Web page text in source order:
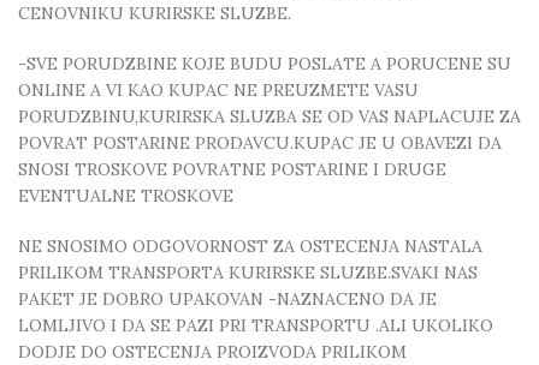
CENOVNIKU KURIRSKE SLUZBE.
-SVE PORUDZBINE KOJE BUDU POSLATE A PORUCENE SU
ONLINE A VI KAO KUPAC NE PREUZMETE VASU
PORUDZBINU,KURIRSKA SLUZBA SE OD VAS NAPLACUJE ZA
POVRAT POSTARINE PRODAVCU.KUPAC JE U OBAVEZI DA
SNOSI TROSKOVE POVRATNE POSTARINE I DRUGE
EVENTUALNE TROSKOVE
NE SNOSIMO ODGOVORNOST ZA OSTECENJA NASTALA
PRILIKOM TRANSPORTA KURIRSKE SLUZBE.SVAKI NAS
PAKET JE DOBRO UPAKOVAN -NAZNACENO DA JE
LOMLJIVO I DA SE PAZI PRI TRANSPORTU .ALI UKOLIKO
DODJE DO OSTECENJA PROIZVODA PRILIKOM